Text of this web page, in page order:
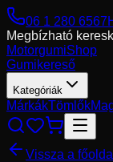
06 1 280 6567
Megbízható
MotorgumiShop
Gumikereső
Kategóriák
MárkákTömlők
Vissza a